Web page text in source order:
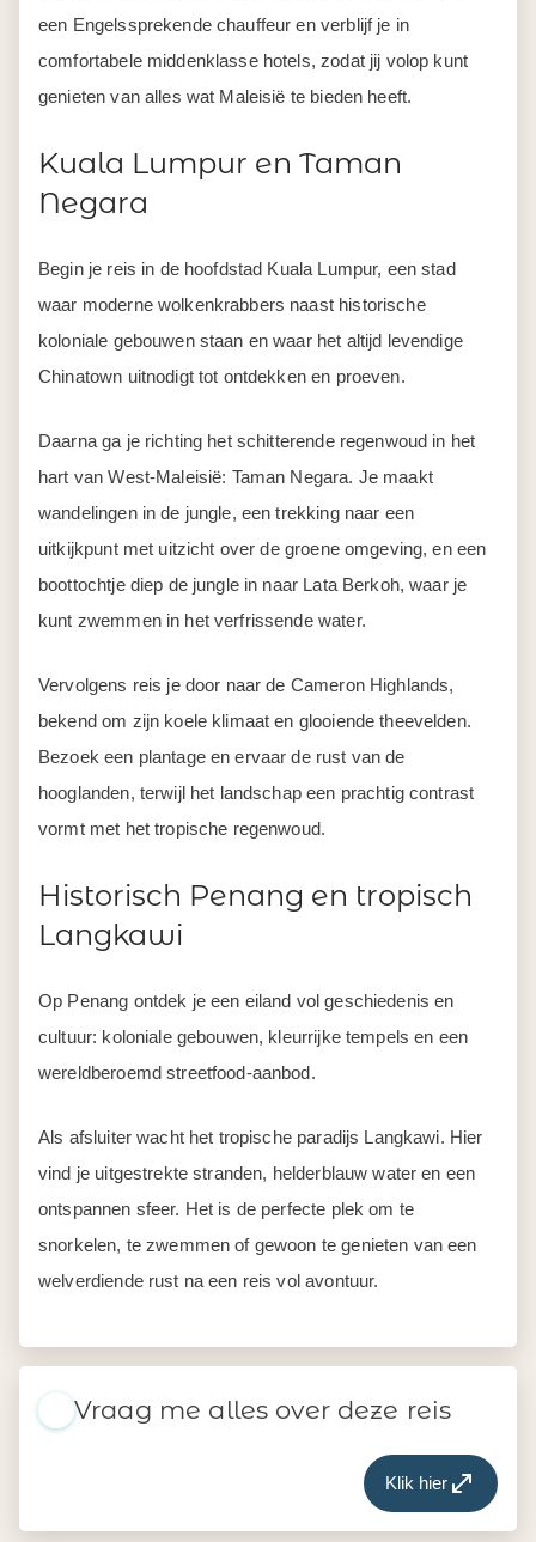
een Engelssprekende chauffeur en verblijf je in
comfortabele middenklasse hotels, zodat jij volop kunt
genieten van alles wat Maleisië te bieden heeft.
Kuala Lumpur en Taman
Negara
Begin je reis in de hoofdstad Kuala Lumpur, een stad
waar moderne wolkenkrabbers naast historische
koloniale gebouwen staan en waar het altijd levendige
Chinatown uitnodigt tot ontdekken en proeven.
Daarna ga je richting het schitterende regenwoud in het
hart van West-Maleisië: Taman Negara. Je maakt
wandelingen in de jungle, een trekking naar een
uitkijkpunt met uitzicht over de groene omgeving, en een
boottochtje diep de jungle in naar Lata Berkoh, waar je
kunt zwemmen in het verfrissende water.
Vervolgens reis je door naar de Cameron Highlands,
bekend om zijn koele klimaat en glooiende theevelden.
Bezoek een plantage en ervaar de rust van de
hooglanden, terwijl het landschap een prachtig contrast
vormt met het tropische regenwoud.
Historisch Penang en tropisch
Langkawi
Op Penang ontdek je een eiland vol geschiedenis en
cultuur: koloniale gebouwen, kleurrijke tempels en een
wereldberoemd streetfood-aanbod.
Als afsluiter wacht het tropische paradijs Langkawi. Hier
vind je uitgestrekte stranden, helderblauw water en een
ontspannen sfeer. Het is de perfecte plek om te
snorkelen, te zwemmen of gewoon te genieten van een
welverdiende rust na een reis vol avontuur.
Vraag me alles over deze reis
Klik hier